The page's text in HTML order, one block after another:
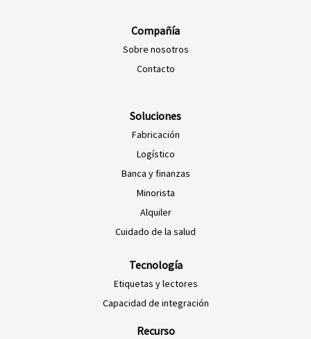
Compañía
Sobre nosotros
Contacto
Soluciones
Fabricación
Logístico
Banca y finanzas
Minorista
Alquiler
Cuidado de la salud
Tecnología
Etiquetas y lectores
Capacidad de integración
Recurso